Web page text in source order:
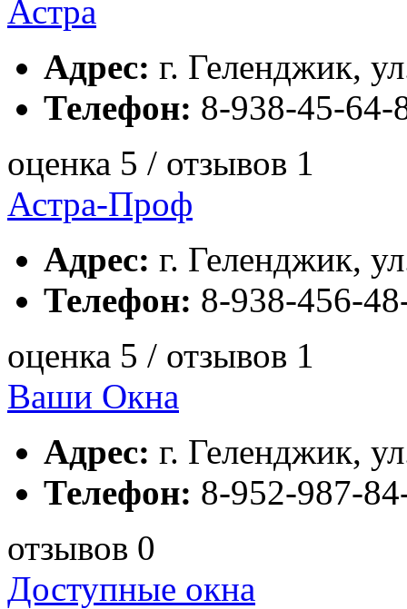
Астра
Адрес: г. Геленджик,
Телефон: 8-938-45-64-
оценка 5 / отзывов 1
Астра-Проф
Адрес: г. Геленджик,
Телефон: 8-938-456-
оценка 5 / отзывов 1
Ваши Окна
Адрес: г. Геленджик,
Телефон: 8-952-987-
отзывов 0
Доступные окна